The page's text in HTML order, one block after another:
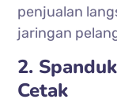
penjualan
jaringan
2.
Cetak